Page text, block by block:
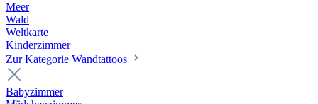
Meer
Wald
Weltkarte
Kinderzimmer
Zur Kategorie Wandtattoos
Babyzimmer